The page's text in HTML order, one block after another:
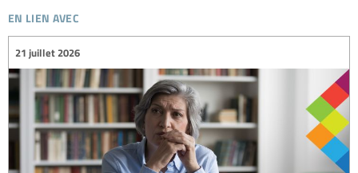
en lien avec
21 juillet 2026